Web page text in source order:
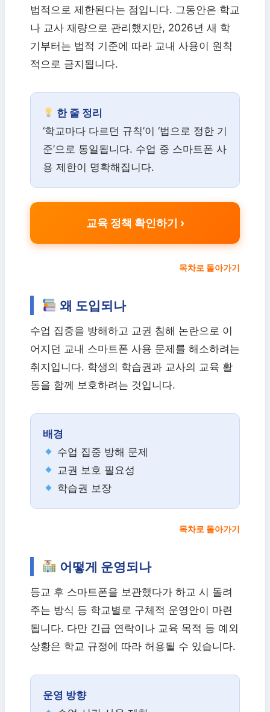
법적으로 제한된다는 점입니다. 그동안은 학교
나 교사 재량으로 관리했지만, 2026년 새 학
기부터는 법적 기준에 따라 교내 사용이 원칙
적으로 금지됩니다.
한 줄 정리
‘학교마다 다르던 규칙’이 ‘법으로 정한 기
준’으로 통일됩니다. 수업 중 스마트폰 사
용 제한이 명확해집니다.
교육 정책 확인하기
목차로 돌아가기
왜 도입되나
수업 집중을 방해하고 교권 침해 논란으로 이
어지던 교내 스마트폰 사용 문제를 해소하려는
취지입니다. 학생의 학습권과 교사의 교육 활
동을 함께 보호하려는 것입니다.
배경
수업 집중 방해 문제
교권 보호 필요성
학습권 보장
목차로 돌아가기
어떻게 운영되나
등교 후 스마트폰을 보관했다가 하교 시 돌려
주는 방식 등 학교별로 구체적 운영안이 마련
됩니다. 다만 긴급 연락이나 교육 목적 등 예외
상황은 학교 규정에 따라 허용될 수 있습니다.
운영 방향